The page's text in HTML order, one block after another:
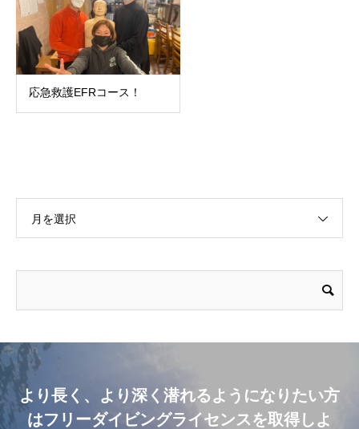
応急救護EFRコース！
月を選択
より長く、より深く潜れるようになりたい方
はフリーダイビングライセンスを取得しよ